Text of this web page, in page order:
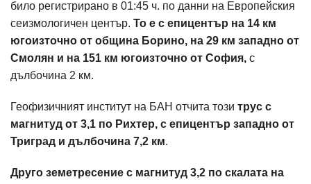
било регистрирано в 01:45 ч. по данни на Европейския
сеизмологичен център. То е с епицентър на 14 км
югоизточно от община Борино, на 29 км западно от
Смолян и на 151 км югоизточно от София, с
дълбочина 2 км.
Геофизичният институт на БАН отчита този трус с
магнитуд от 3,1 по Рихтер, с епицентър западно от
Триград и дълбочина 7,2 км.
Друго земетресение с магнитуд 3,2 по скалата на